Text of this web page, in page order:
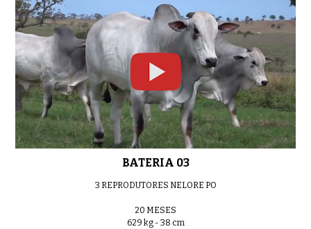
0:45 BATERIA 12
0:40 LOTE 01
0:40 LOTE 02
BATERIA 03
3 REPRODUTORES NELORE PO
20 MESES
629 kg - 38 cm